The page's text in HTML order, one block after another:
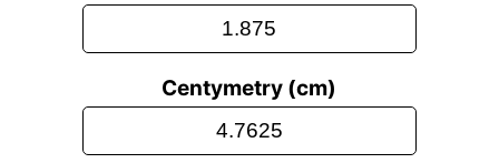
Centymetry (cm)